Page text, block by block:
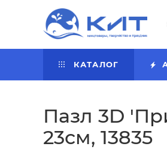
КАТАЛОГ
Пазл 3D
23см, 13835